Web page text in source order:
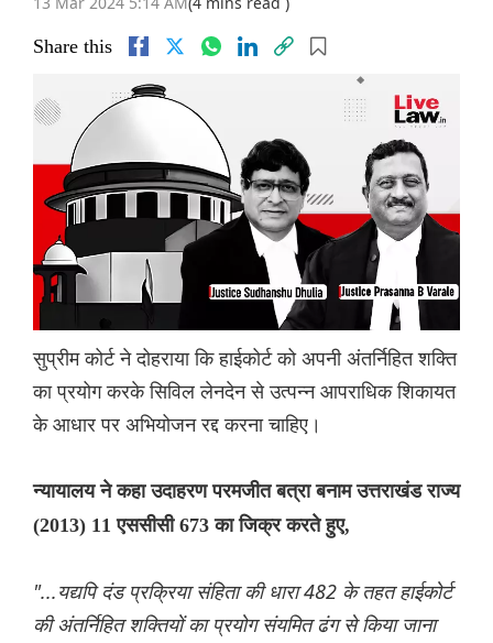
Share this
सुप्रीम कोर्ट ने दोहराया कि हाईकोर्ट को अपनी अंतर्निहित शक्ति
का प्रयोग करके सिविल लेनदेन से उत्पन्न आपराधिक शिकायत
के आधार पर अभियोजन रद्द करना चाहिए।
न्यायालय ने कहा उदाहरण परमजीत बत्रा बनाम उत्तराखंड राज्य
(2013) 11 एससीसी 673 का जिक्र करते हुए,
"...यद्यपि दंड प्रक्रिया संहिता की धारा 482 के तहत हाईकोर्ट
की अंतर्निहित शक्तियों का प्रयोग संयमित ढंग से किया जाना